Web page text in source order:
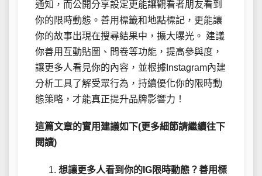
通知，而公開分享設定更能讓觀看者朋友看到
你的限時動態。善用標籤和地點標記，更能讓
你的故事出現在搜尋結果中，擴大曝光。 建議
你善用互動貼圖、問卷等功能，提高參與度，
讓更多人看見你的內容，並根據Instagram內建
分析工具了解受眾行為，持續優化你的限時動
態策略，才能真正提升品牌影響力！
這篇文章的實用建議如下(更多細節請繼續往下
閱讀)
想讓更多人看到你的IG限時動態？善用標